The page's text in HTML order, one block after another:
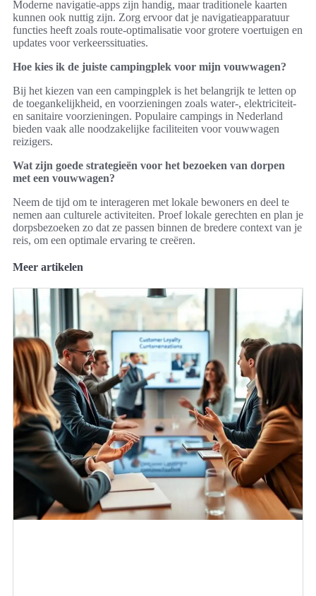
Moderne navigatie-apps zijn handig, maar traditionele kaarten
kunnen ook nuttig zijn. Zorg ervoor dat je navigatieapparatuur
functies heeft zoals route-optimalisatie voor grotere voertuigen en
updates voor verkeerssituaties.
Hoe kies ik de juiste campingplek voor mijn vouwwagen?
Bij het kiezen van een campingplek is het belangrijk te letten op
de toegankelijkheid, en voorzieningen zoals water-, elektriciteit-
en sanitaire voorzieningen. Populaire campings in Nederland
bieden vaak alle noodzakelijke faciliteiten voor vouwwagen
reizigers.
Wat zijn goede strategieën voor het bezoeken van dorpen
met een vouwwagen?
Neem de tijd om te interageren met lokale bewoners en deel te
nemen aan culturele activiteiten. Proef lokale gerechten en plan je
dorpsbezoeken zo dat ze passen binnen de bredere context van je
reis, om een optimale ervaring te creëren.
Meer artikelen